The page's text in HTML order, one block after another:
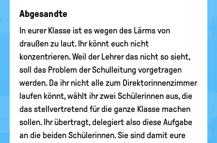
Abgesandte
In eurer Klasse ist es wegen des Lärms von
draußen zu laut. Ihr könnt euch nicht
konzentrieren. Weil der Lehrer das nicht so sieht,
soll das Problem der Schulleitung vorgetragen
werden. Da ihr nicht alle zum Direktorinnenzimmer
laufen könnt, wählt ihr zwei Schülerinnen aus, die
das stellvertretend für die ganze Klasse machen
sollen. Ihr übertragt, delegiert also diese Aufgabe
an die beiden Schülerinnen. Sie sind damit eure